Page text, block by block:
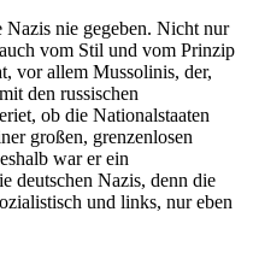
Nazis nie gegeben. Nicht nur
vom Stil und vom Prinzip
vor allem Mussolinis, der,
den russischen
ob die Nationalstaaten
großen, grenzenlosen
war er ein
deutschen Nazis, denn die
und links, nur eben